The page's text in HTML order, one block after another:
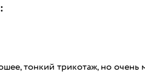
тонкий трикотаж, но очень